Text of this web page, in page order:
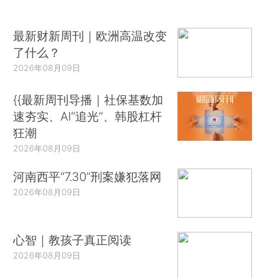
最新财新周刊｜欧洲高温改变
了什么？
2026年08月09日
{{最新周刊导播｜社保基数加
速夯实、AI“追光”、韩股杠杆
狂潮
2026年08月09日
河南西平“7.30”刑案嫌犯落网
2026年08月09日
心智｜教孩子真正阅读
2026年08月09日